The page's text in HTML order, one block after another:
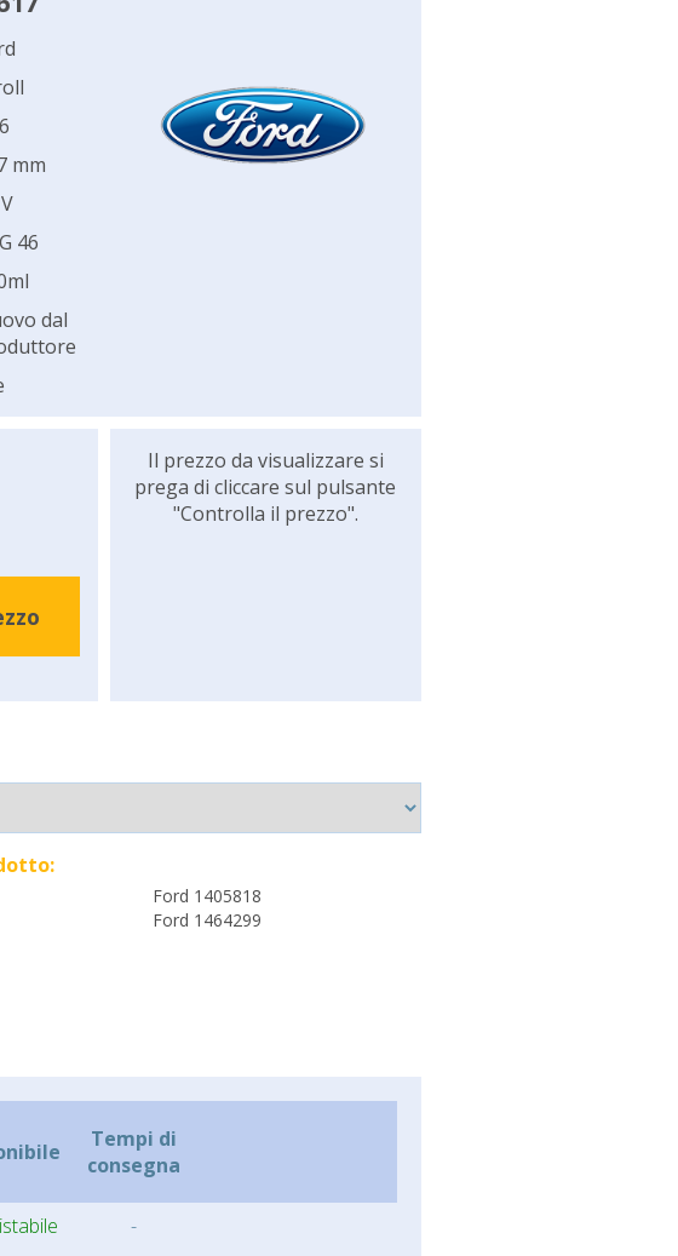
mm
46
dal
Il prezzo da visualizzare si
prega di cliccare sul pulsante
"Controlla il prezzo".
Ford 1405818
Ford 1464299
Tempi di
consegna
-